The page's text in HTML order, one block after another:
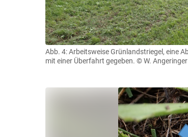
Abb. 4: Arbeitsweise Grünlandstriegel, eine
mit einer Überfahrt gegeben. © W. Angeringer